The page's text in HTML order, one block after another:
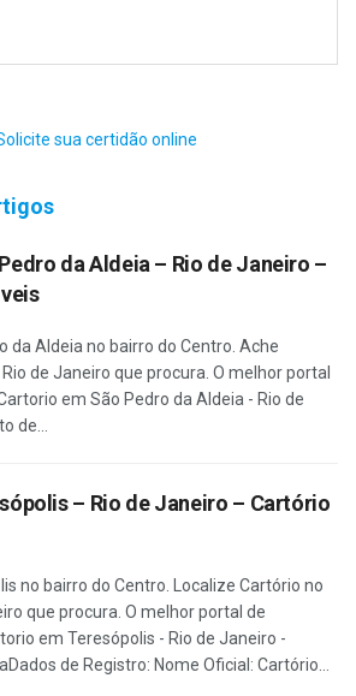
da Aldeia – Rio de Janeiro –
da Aldeia no bairro do Centro. Ache
de Janeiro que procura. O melhor portal
em São Pedro da Aldeia - Rio de
de...
– Rio de Janeiro – Cartório
no bairro do Centro. Localize Cartório no
que procura. O melhor portal de
em Teresópolis - Rio de Janeiro -
de Registro: Nome Oficial: Cartório...